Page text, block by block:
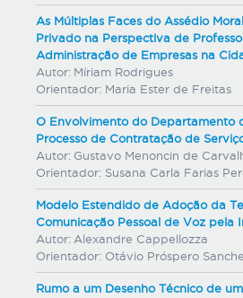
As Múltiplas Faces do Assédio
Privado na Perspectiva de
Administração de Empresas na
Autor: Míriam Rodrigues
Orientador: Maria Ester de Freitas
O Envolvimento do Departamento
Processo de Contratação de
Autor: Gustavo Menoncin de
Orientador: Susana Carla Farias
Modelo Estendido de Adoção da
Comunicação Pessoal de Voz pela
Autor: Alexandre Cappellozza
Orientador: Otávio Próspero
Rumo a um Desenho Técnico de